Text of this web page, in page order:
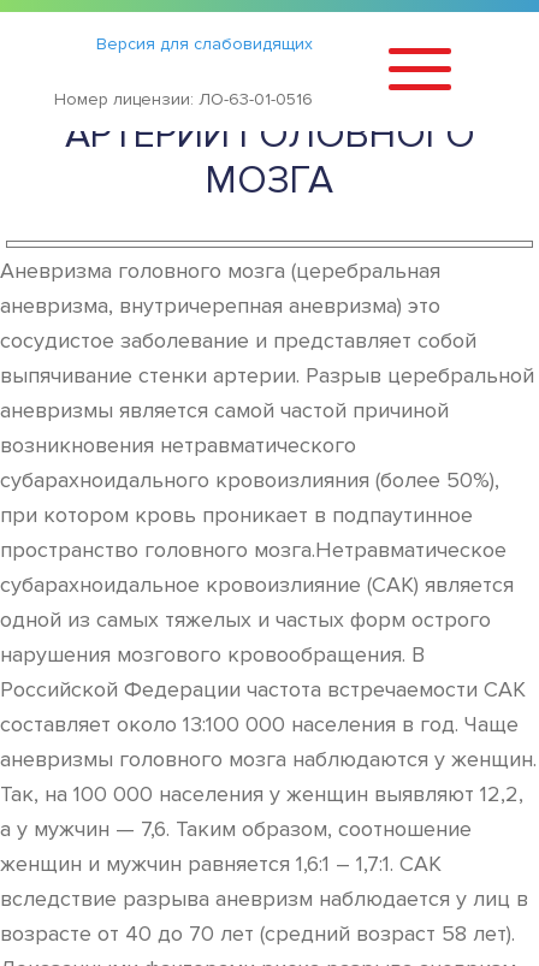
Версия для слабовидящих
Номер лицензии: ЛО-63-01-0516
Статьи ›
АНЕВРИЗМА БАЗИЛЯРНОЙ
АРТЕРИИ ГОЛОВНОГО
МОЗГА
Аневризма головного мозга (церебральная
аневризма, внутричерепная аневризма) это
сосудистое заболевание и представляет собой
выпячивание стенки артерии. Разрыв церебральной
аневризмы является самой частой причиной
возникновения нетравматического
субарахноидального кровоизлияния (более 50%),
при котором кровь проникает в подпаутинное
пространство головного мозга.Нетравматическое
субарахноидальное кровоизлияние (САК) является
одной из самых тяжелых и частых форм острого
нарушения мозгового кровообращения. В
Российской Федерации частота встречаемости САК
составляет около 13:100 000 населения в год. Чаще
аневризмы головного мозга наблюдаются у женщин.
Так, на 100 000 населения у женщин выявляют 12,2,
а у мужчин — 7,6. Таким образом, соотношение
женщин и мужчин равняется 1,6:1 – 1,7:1. САК
вследствие разрыва аневризм наблюдается у лиц в
возрасте от 40 до 70 лет (средний возраст 58 лет).